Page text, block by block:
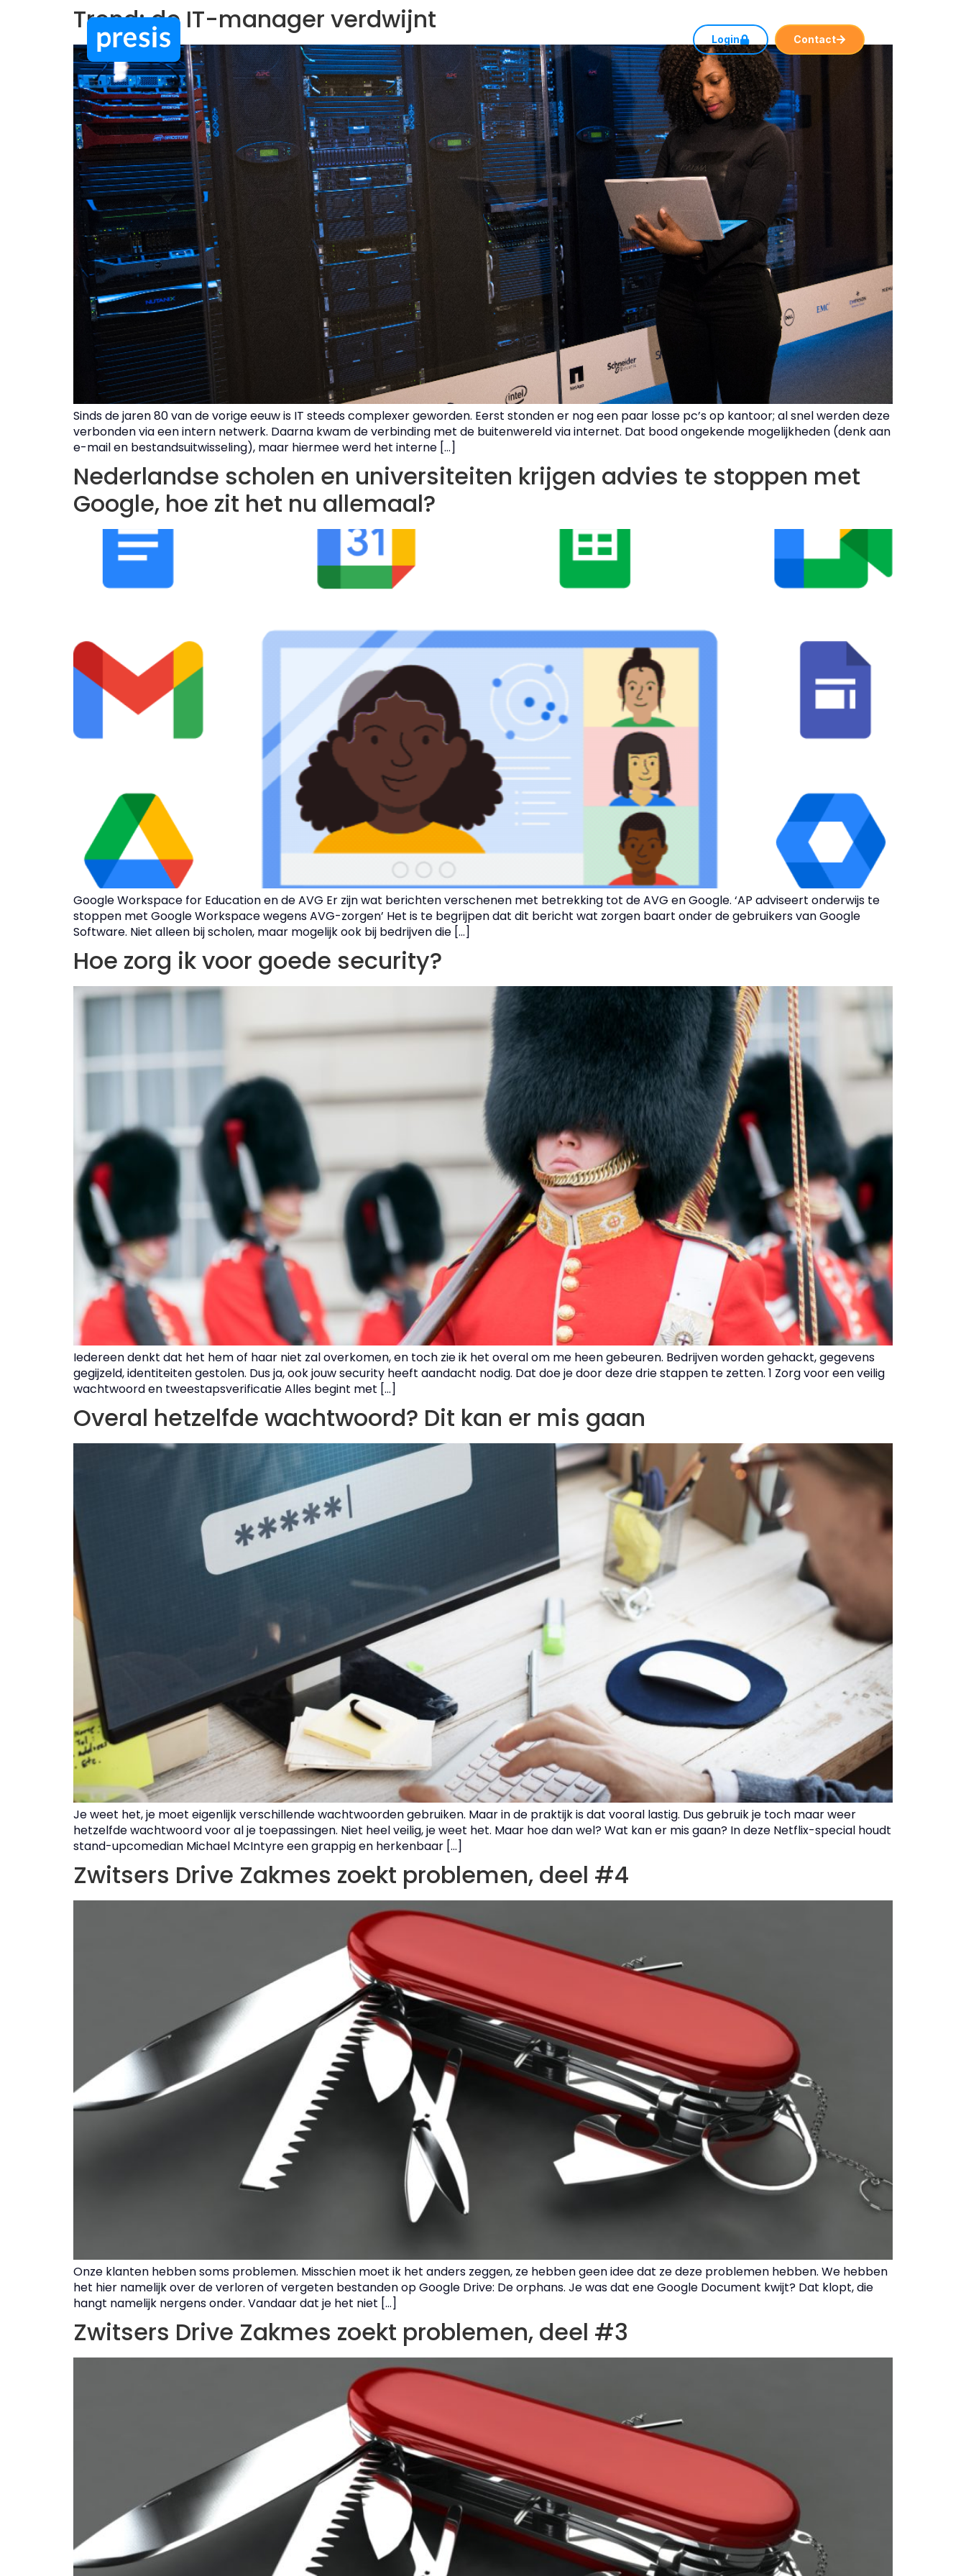
Login Contact
Trend: de IT-manager verdwijnt
Sinds de jaren 80 van de vorige eeuw is IT steeds complexer geworden. Eerst stonden er nog een paar losse pc’s op kantoor; al snel werden deze
verbonden via een intern netwerk. Daarna kwam de verbinding met de buitenwereld via internet. Dat bood ongekende mogelijkheden (denk aan
e-mail en bestandsuitwisseling), maar hiermee werd het interne […]
Nederlandse scholen en universiteiten krijgen advies te stoppen met
Google, hoe zit het nu allemaal?
Google Workspace for Education en de AVG Er zijn wat berichten verschenen met betrekking tot de AVG en Google. ‘AP adviseert onderwijs te
stoppen met Google Workspace wegens AVG-zorgen’ Het is te begrijpen dat dit bericht wat zorgen baart onder de gebruikers van Google
Software. Niet alleen bij scholen, maar mogelijk ook bij bedrijven die […]
Hoe zorg ik voor goede security?
Iedereen denkt dat het hem of haar niet zal overkomen, en toch zie ik het overal om me heen gebeuren. Bedrijven worden gehackt, gegevens
gegijzeld, identiteiten gestolen. Dus ja, ook jouw security heeft aandacht nodig. Dat doe je door deze drie stappen te zetten. 1 Zorg voor een veilig
wachtwoord en tweestapsverificatie Alles begint met […]
Overal hetzelfde wachtwoord? Dit kan er mis gaan
Je weet het, je moet eigenlijk verschillende wachtwoorden gebruiken. Maar in de praktijk is dat vooral lastig. Dus gebruik je toch maar weer
hetzelfde wachtwoord voor al je toepassingen. Niet heel veilig, je weet het. Maar hoe dan wel? Wat kan er mis gaan? In deze Netflix-special houdt
stand-upcomedian Michael McIntyre een grappig en herkenbaar […]
Zwitsers Drive Zakmes zoekt problemen, deel #4
Onze klanten hebben soms problemen. Misschien moet ik het anders zeggen, ze hebben geen idee dat ze deze problemen hebben. We hebben
het hier namelijk over de verloren of vergeten bestanden op Google Drive: De orphans. Je was dat ene Google Document kwijt? Dat klopt, die
hangt namelijk nergens onder. Vandaar dat je het niet […]
Zwitsers Drive Zakmes zoekt problemen, deel #3